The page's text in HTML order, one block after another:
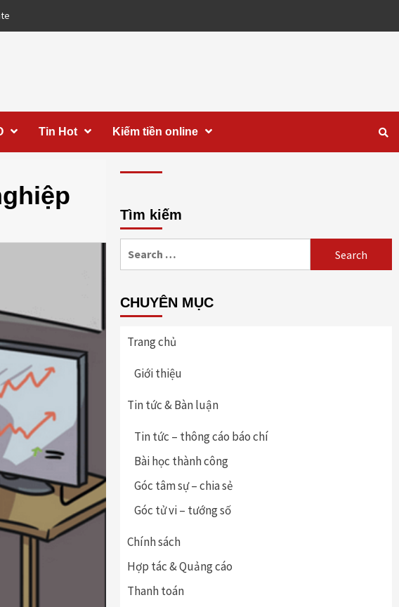
Tin Hot Kiếm tiền online
Tìm kiếm
CHUYÊN MỤC
Trang chủ
Giới thiệu
Tin tức & Bàn luận
Tin tức – thông cáo báo chí
Bài học thành công
Góc tâm sự – chia sẻ
Góc tử vi – tướng số
Chính sách
Hợp tác & Quảng cáo
Thanh toán